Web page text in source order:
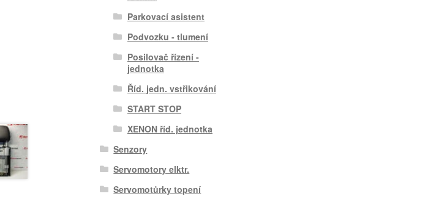
Parkovací asistent
Podvozku - tlumení
Posilovač řízení -
jednotka
Říd. jedn. vstřikování
START STOP
XENON říd. jednotka
Senzory
Servomotory elktr.
Servomotůrky topení